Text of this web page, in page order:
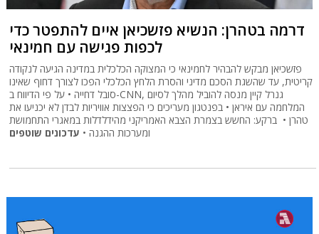
דרמה בטהרן: הנשיא פזשכיאן איים להתפטר כדי
לכפות פגישה עם חמינאי
פזשכיאן מבקש להבהיר לחמינאי כי המצוקה הכלכלית במדינה הגיעה לנקודה
קריטית, עד שהשגת הסכם מדיני והסרת הלחץ הכלכלי הפכו לצורך דחוף שאינו
סובל דחייה • על פי הדיווח ב-CNN, גנרל קיין מנסה להוביל מהלך לסיום
המלחמה עם איראן • בפנטגון מעריכים כי הפצצות אוויריות לבדן לא יכניעו את
טהרן • ברקע: החשש בצמרת הצבא האמריקני מהידלדלות במאגרי התחמושת
ומערכות ההגנה • עדכונים שוטפים